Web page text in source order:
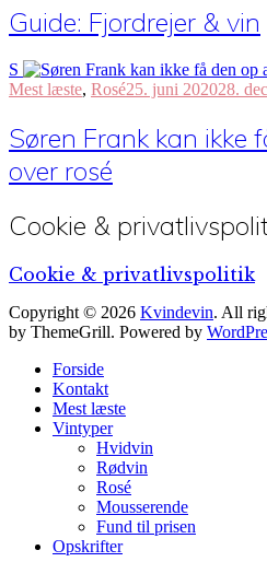
Guide: Fjordrejer & vin
S
Mest læste, Rosé25. juni 202028.
Søren Frank kan ikke
over rosé
Cookie &
Cookie & privatlivspolitik
Copyright © 2026 Kvindevin. All
by ThemeGrill. Powered by
Forside
Kontakt
Mest læste
Vintyper
Hvidvin
Rødvin
Rosé
Mousserende
Fund til prisen
Opskrifter